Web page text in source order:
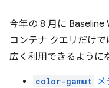
今年の 8 月に Baseline
コンテナ クエリだけ
広く利用できるように
color-gamut メ